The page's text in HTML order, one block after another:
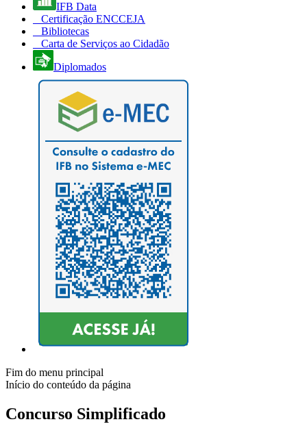
IFB Data
Certificação ENCCEJA
Bibliotecas
Carta de Serviços ao Cidadão
Diplomados
Fim do menu principal
Início do conteúdo da página
Concurso Simplificado